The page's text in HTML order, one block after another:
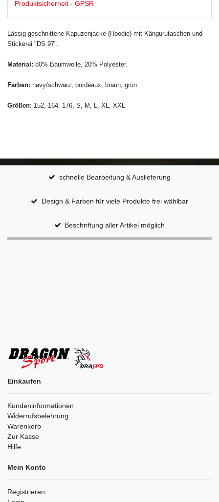
Produktsicherheit - GPSR
Lässig geschnittene Kapuzenjacke (Hoodie) mit Kängurutaschen und
Stickerei "DS 97"
Material: 80% Baumwolle, 20% Polyester.
Farben: navy/schwarz, bordeaux, braun, grün
Größen: 152, 164, 176, S, M, L, XL, XXL
schnelle Bearbeitung & Auslieferung
Design & Farben für viele Produkte frei wählbar
Beschriftung aller Artikel möglich
Einkaufen
Kundeninformationen
Widerrufsbelehrung
Warenkorb
Zur Kasse
Hilfe
Mein Konto
Registrieren